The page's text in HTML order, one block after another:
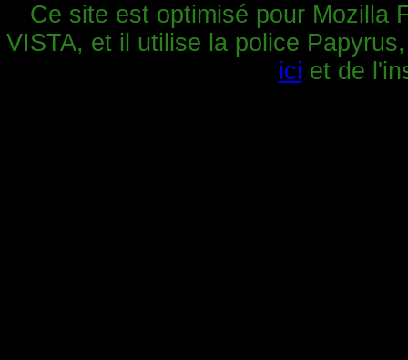
Ce site est optimisé pour Mozilla
VISTA, et il utilise la police
ici et de